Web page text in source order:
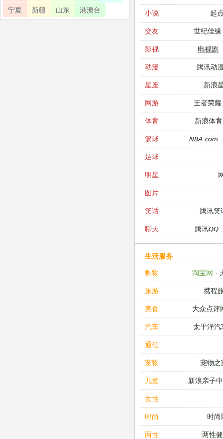
小说 起
交友 世纪佳缘
影视 电视剧
动漫 腾讯动
星座 新浪
网游 王者荣耀
体育 新浪体育
篮球 NBA.com
足球
明星
图片
笑话 腾讯笑
聊天 腾讯QQ
生活服务
购物
淘宝网 ·
旅游 携程
美食 大众点评
汽车 太平洋汽
通信
宠物 宠物之
儿童 新浪亲子
女性
时尚 时尚
两性 两性
宁夏
新疆 山东 港澳台